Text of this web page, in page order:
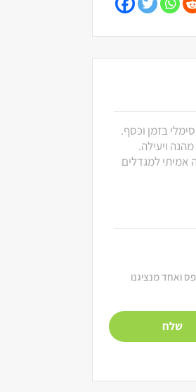
בזמן וכסף.
ויעילה.
אמיתי למגדלים
ואחד מנציגנו